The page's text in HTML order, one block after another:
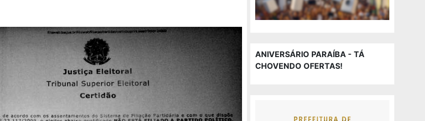
ANIVERSÁRIO PARAÍBA - TÁ
CHOVENDO OFERTAS!